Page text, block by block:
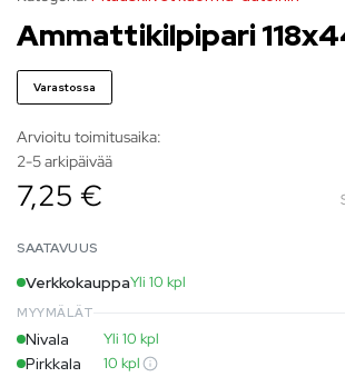
Ammattikilpipari
Varastossa
Arvioitu toimitusaika:
2-5 arkipäivää
7,25 €
SAATAVUUS
VerkkokauppaYli 10 kpl
MYYMÄLÄT
Nivala Yli 10 kpl
Pirkkala 10 kpl